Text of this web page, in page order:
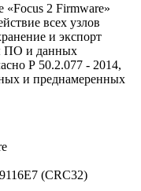
«Focus 2 Firmware»
всех узлов
и экспорт
ПО и данных
Р 50.2.077 - 2014,
и преднамеренных
(CRC32)